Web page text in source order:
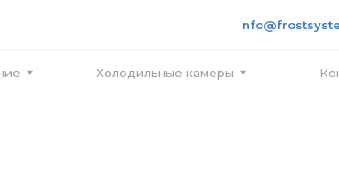
+7
info@frostsystems.ru
ПН-ПТ с